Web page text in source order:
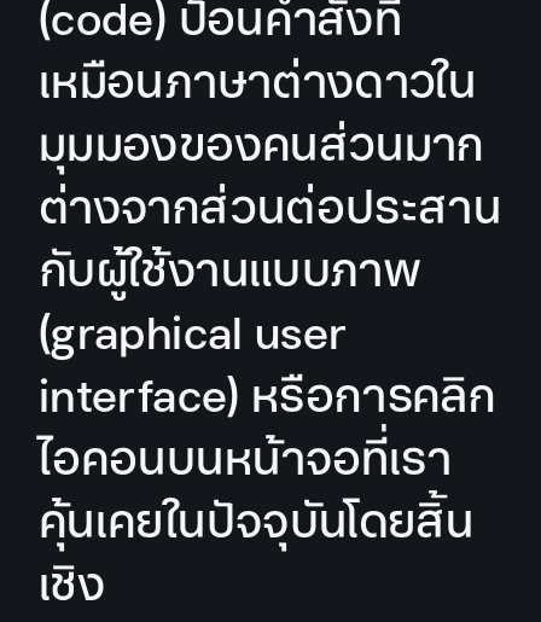
(code) ป้อนคำสั่งที่
เหมือนภาษาต่างดาวใน
มุมมองของคนส่วนมาก
ต่างจากส่วนต่อประสาน
กับผู้ใช้งานแบบภาพ
(graphical user
interface) หรือการคลิก
ไอคอนบนหน้าจอที่เรา
คุ้นเคยในปัจจุบันโดยสิ้น
เชิง